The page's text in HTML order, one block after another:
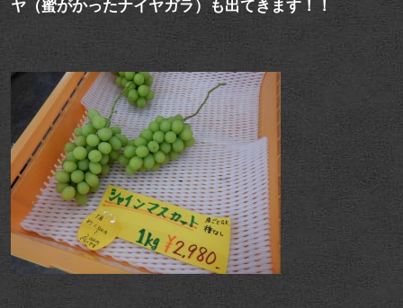
ヤ（蜜がかったナイヤガラ）も出てきます！！